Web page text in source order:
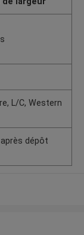
L/C, Western
dépôt